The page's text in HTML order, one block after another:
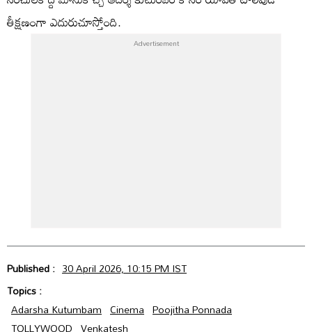
తీక్షణంగా ఎదురుచూస్తోంది.
Published : 30 April 2026, 10:15 PM IST
Topics :
Adarsha Kutumbam Cinema Poojitha Ponnada
TOLLYWOOD Venkatesh